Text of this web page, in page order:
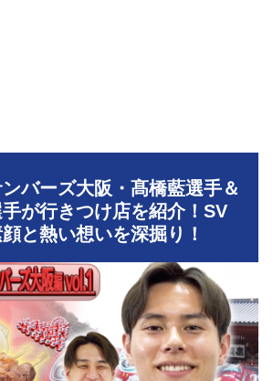
バーズ大阪・髙橋藍選手＆
が行きつけ店を紹介！SV
と熱い想いを深掘り！